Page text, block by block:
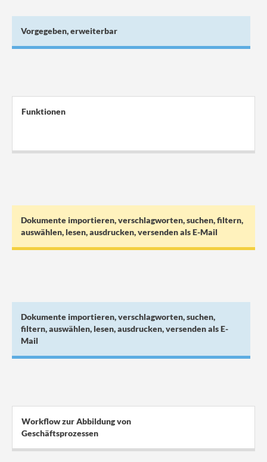
Vorgegeben, erweiterbar
Funktionen
Dokumente importieren, verschlagworten, suchen, filtern,
auswählen, lesen, ausdrucken, versenden als E-Mail
Dokumente importieren, verschlagworten, suchen,
filtern, auswählen, lesen, ausdrucken, versenden als E-
Mail
Workflow zur Abbildung von
Geschäftsprozessen